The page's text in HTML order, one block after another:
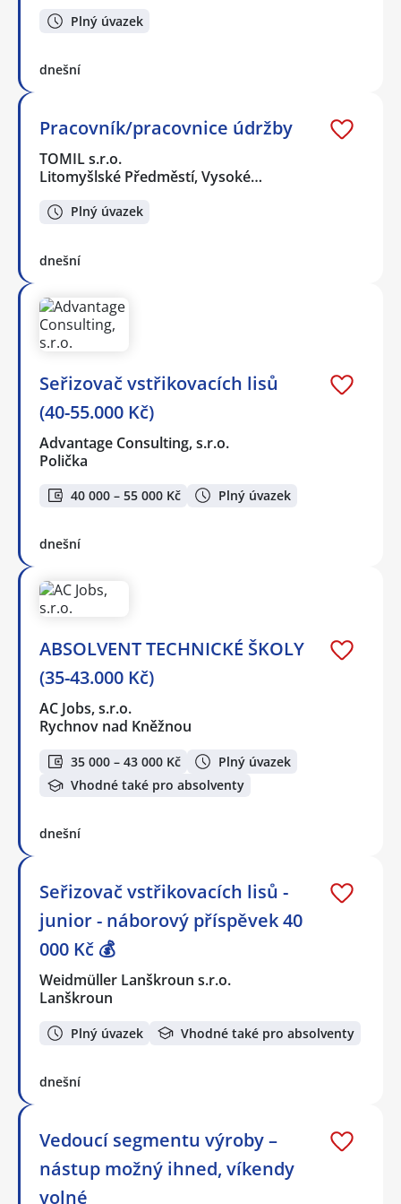
Plný úvazek
dnešní
Pracovník/pracovnice údržby
TOMIL s.r.o.
Litomyšlské Předměstí, Vysoké…
Plný úvazek
dnešní
Seřizovač vstřikovacích lisů
(40-55.000 Kč)
Advantage Consulting, s.r.o.
Polička
40 000 – 55 000 Kč Plný úvazek
dnešní
ABSOLVENT TECHNICKÉ ŠKOLY
(35-43.000 Kč)
AC Jobs, s.r.o.
Rychnov nad Kněžnou
35 000 – 43 000 Kč
Plný úvazek
Vhodné také pro absolventy
dnešní
Seřizovač vstřikovacích lisů -
junior - náborový příspěvek 40
000 Kč 💰
Weidmüller Lanškroun s.r.o.
Lanškroun
Plný úvazek Vhodné také pro absolventy
dnešní
Vedoucí segmentu výroby –
nástup možný ihned, víkendy
volné